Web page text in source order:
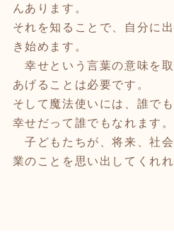
んあります。
それを知ることで、自分に
き始めます。
幸せという言葉の意味を
あげることは必要です。
そして魔法使いには、誰でも
幸せだって誰でもなれます。
子どもたちが、将来、社
業のことを思い出してくれ